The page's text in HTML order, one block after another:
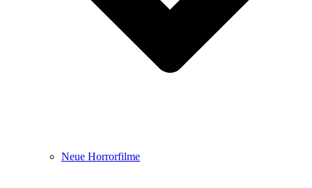
Neue Horrorfilme